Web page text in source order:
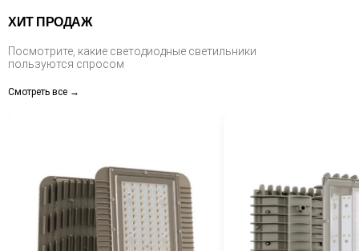
ХИТ ПРОДАЖ
Посмотрите, какие светодиодные светильники
пользуются спросом
Смотреть все →